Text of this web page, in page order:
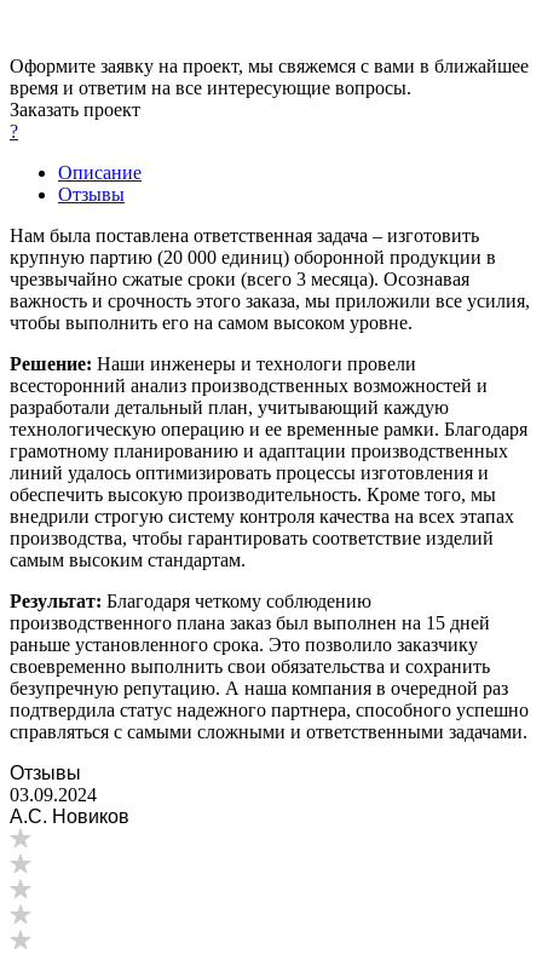
Оформите заявку на проект, мы свяжемся с вами в ближайшее
время и ответим на все интересующие вопросы.
Заказать проект
?
Описание
Отзывы
Нам была поставлена ответственная задача – изготовить
крупную партию (20 000 единиц) оборонной продукции в
чрезвычайно сжатые сроки (всего 3 месяца). Осознавая
важность и срочность этого заказа, мы приложили все усилия,
чтобы выполнить его на самом высоком уровне.
Решение: Наши инженеры и технологи провели
всесторонний анализ производственных возможностей и
разработали детальный план, учитывающий каждую
технологическую операцию и ее временные рамки. Благодаря
грамотному планированию и адаптации производственных
линий удалось оптимизировать процессы изготовления и
обеспечить высокую производительность. Кроме того, мы
внедрили строгую систему контроля качества на всех этапах
производства, чтобы гарантировать соответствие изделий
самым высоким стандартам.
Результат: Благодаря четкому соблюдению
производственного плана заказ был выполнен на 15 дней
раньше установленного срока. Это позволило заказчику
своевременно выполнить свои обязательства и сохранить
безупречную репутацию. А наша компания в очередной раз
подтвердила статус надежного партнера, способного успешно
справляться с самыми сложными и ответственными задачами.
Отзывы
03.09.2024
А.С. Новиков